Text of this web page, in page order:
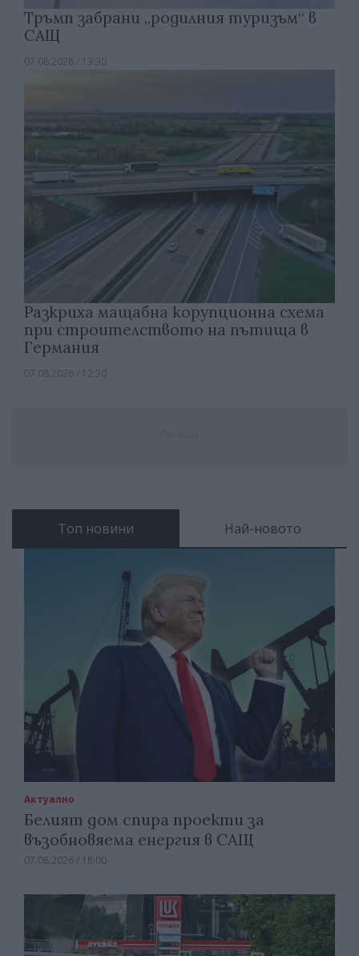
Тръмп забрани „родилния туризъм“ в
САЩ
07.08.2026 / 13:30
Разкриха мащабна корупционна схема
при строителството на пътища в
Германия
07.08.2026 / 12:30
Топ новини Най-новото
Актуално
Белият дом спира проекти за
възобновяема енергия в САЩ
07.08.2026 / 18:00